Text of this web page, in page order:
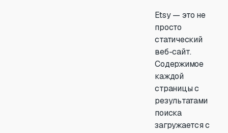
Etsy — это не
просто
статический
веб-сайт.
Содержимое
каждой
страницы с
результатами
поиска
загружается с